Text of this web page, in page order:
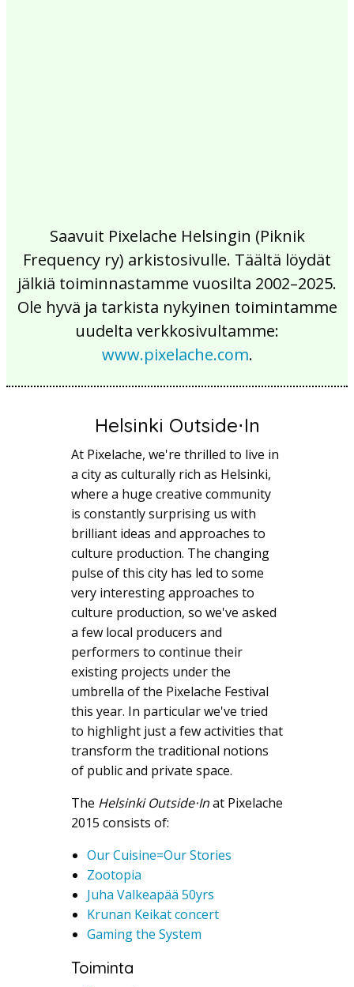
Saavuit Pixelache Helsingin (Piknik
Frequency ry) arkistosivulle. Täältä löydät
jälkiä toiminnastamme vuosilta 2002–2025.
Ole hyvä ja tarkista nykyinen toimintamme
uudelta verkkosivultamme:
www.pixelache.com.
Helsinki Outside⋅In
At Pixelache, we're thrilled to live in
a city as culturally rich as Helsinki,
where a huge creative community
is constantly surprising us with
brilliant ideas and approaches to
culture production. The changing
pulse of this city has led to some
very interesting approaches to
culture production, so we've asked
a few local producers and
performers to continue their
existing projects under the
umbrella of the Pixelache Festival
this year. In particular we've tried
to highlight just a few activities that
transform the traditional notions
of public and private space.
The Helsinki Outside⋅Inat Pixelache
2015 consists of:
Our Cuisine=Our Stories
Zootopia
Juha Valkeapää 50yrs
Krunan Keikat concert
Gaming the System
Toiminta